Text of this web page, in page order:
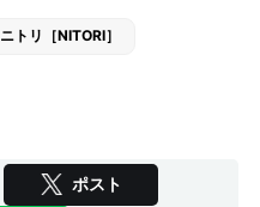
ニトリ［NITORI］
ポスト